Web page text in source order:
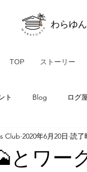
わらゆ
TOP ストーリー
ト Blog ログ
家
とワー
Club 2020年6月20日 読了